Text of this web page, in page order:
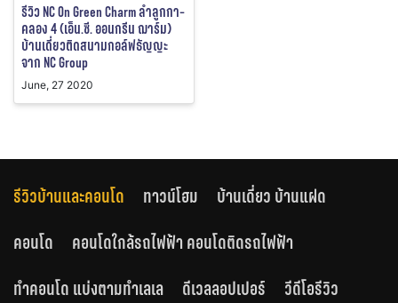
รีวิว NC On Green Charm ลำลูกกา-
คลอง 4 (เอ็น.ซี. ออนกรีน ฌาร์ม)
บ้านเดี่ยวติดสนามกอล์ฟธัญญะ
จาก NC Group
June, 27 2020
รีวิวบ้านและคอนโด ทาวน์โฮม
บ้านเดี่ยว บ้านแฝด
คอนโด
คอนโดใกล้รถไฟฟ้า คอนโดติดรถไฟฟ้า
ทำคอนโด แบ่งตามทำเลเล
ดีเวลลอปเปอร์ วีดีโอรีวิว